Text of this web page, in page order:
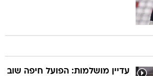
עדיין מושלמות: הפועל חיפה שוב